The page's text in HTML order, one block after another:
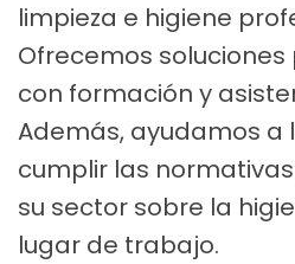
limpieza e higiene
Ofrecemos
con formación y
Además, ayudamos a
cumplir las
su sector sobre la
lugar de trabajo.